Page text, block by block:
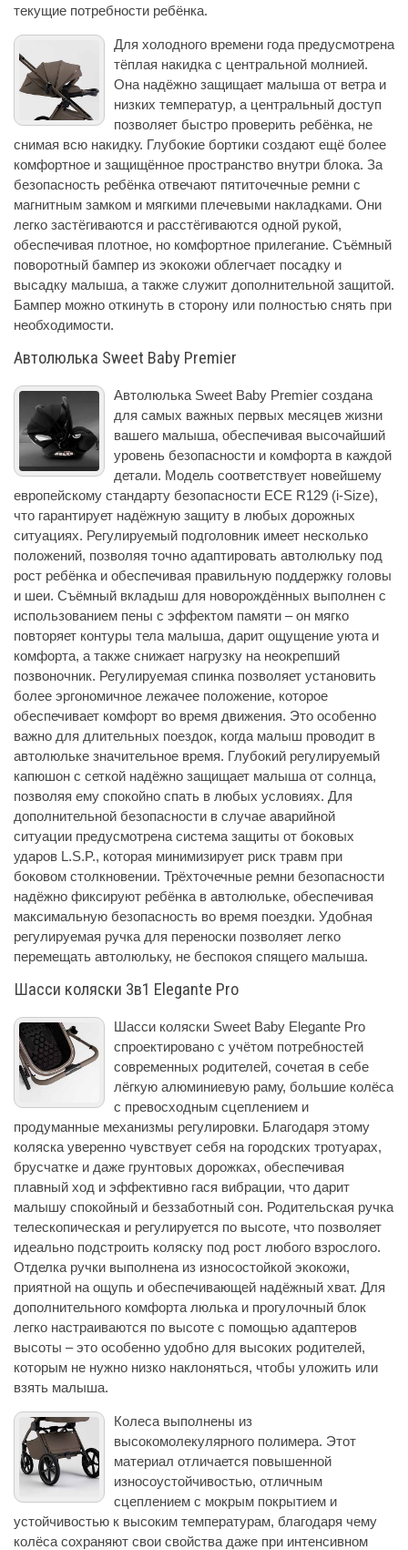
текущие потребности ребёнка.
Для холодного времени года предусмотрена
тёплая накидка с центральной молнией.
Она надёжно защищает малыша от ветра и
низких температур, а центральный доступ
позволяет быстро проверить ребёнка, не
снимая всю накидку. Глубокие бортики создают ещё более
комфортное и защищённое пространство внутри блока. За
безопасность ребёнка отвечают пятиточечные ремни с
магнитным замком и мягкими плечевыми накладками. Они
легко застёгиваются и расстёгиваются одной рукой,
обеспечивая плотное, но комфортное прилегание. Съёмный
поворотный бампер из экокожи облегчает посадку и
высадку малыша, а также служит дополнительной защитой.
Бампер можно откинуть в сторону или полностью снять при
необходимости.
Автолюлька Sweet Baby Premier
Автолюлька Sweet Baby Premier создана
для самых важных первых месяцев жизни
вашего малыша, обеспечивая высочайший
уровень безопасности и комфорта в каждой
детали. Модель соответствует новейшему
европейскому стандарту безопасности ECE R129 (i-Size),
что гарантирует надёжную защиту в любых дорожных
ситуациях. Регулируемый подголовник имеет несколько
положений, позволяя точно адаптировать автолюльку под
рост ребёнка и обеспечивая правильную поддержку головы
и шеи. Съёмный вкладыш для новорождённых выполнен с
использованием пены с эффектом памяти – он мягко
повторяет контуры тела малыша, дарит ощущение уюта и
комфорта, а также снижает нагрузку на неокрепший
позвоночник. Регулируемая спинка позволяет установить
более эргономичное лежачее положение, которое
обеспечивает комфорт во время движения. Это особенно
важно для длительных поездок, когда малыш проводит в
автолюльке значительное время. Глубокий регулируемый
капюшон с сеткой надёжно защищает малыша от солнца,
позволяя ему спокойно спать в любых условиях. Для
дополнительной безопасности в случае аварийной
ситуации предусмотрена система защиты от боковых
ударов L.S.P., которая минимизирует риск травм при
боковом столкновении. Трёхточечные ремни безопасности
надёжно фиксируют ребёнка в автолюльке, обеспечивая
максимальную безопасность во время поездки. Удобная
регулируемая ручка для переноски позволяет легко
перемещать автолюльку, не беспокоя спящего малыша.
Шасси коляски 3в1 Elegante Pro
Шасси коляски Sweet Baby Elegante Pro
спроектировано с учётом потребностей
современных родителей, сочетая в себе
лёгкую алюминиевую раму, большие колёса
с превосходным сцеплением и
продуманные механизмы регулировки. Благодаря этому
коляска уверенно чувствует себя на городских тротуарах,
брусчатке и даже грунтовых дорожках, обеспечивая
плавный ход и эффективно гася вибрации, что дарит
малышу спокойный и беззаботный сон. Родительская ручка
телескопическая и регулируется по высоте, что позволяет
идеально подстроить коляску под рост любого взрослого.
Отделка ручки выполнена из износостойкой экокожи,
приятной на ощупь и обеспечивающей надёжный хват. Для
дополнительного комфорта люлька и прогулочный блок
легко настраиваются по высоте с помощью адаптеров
высоты – это особенно удобно для высоких родителей,
которым не нужно низко наклоняться, чтобы уложить или
взять малыша.
Колеса выполнены из
высокомолекулярного полимера. Этот
материал отличается повышенной
износоустойчивостью, отличным
сцеплением с мокрым покрытием и
устойчивостью к высоким температурам, благодаря чему
колёса сохраняют свои свойства даже при интенсивном